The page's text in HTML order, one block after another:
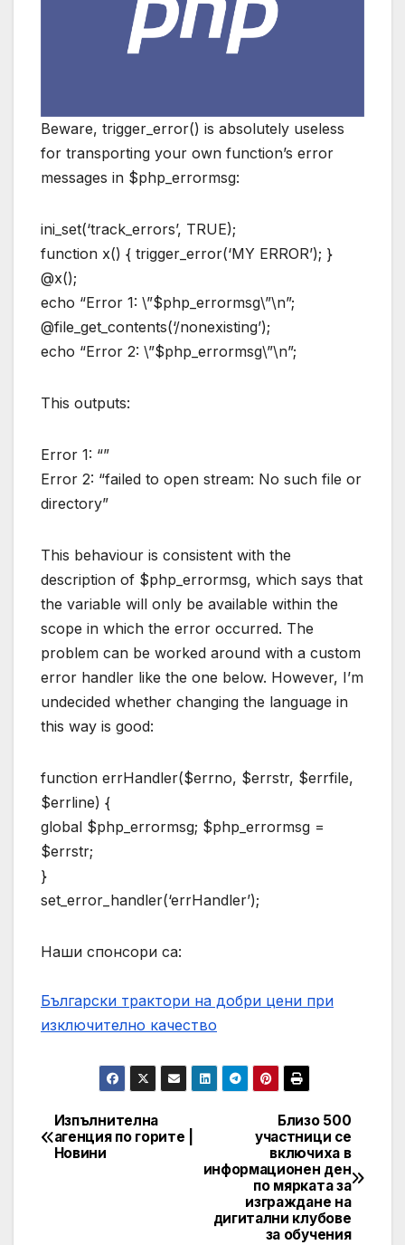
Beware, trigger_error() is absolutely useless
for transporting your own function’s error
messages in $php_errormsg:
ini_set(‘track_errors’, TRUE);
function x() { trigger_error(‘MY ERROR’); }
@x();
echo “Error 1: \”$php_errormsg\”\n”;
@file_get_contents(‘/nonexisting’);
echo “Error 2: \”$php_errormsg\”\n”;
This outputs:
Error 1: “”
Error 2: “failed to open stream: No such file or
directory”
This behaviour is consistent with the
description of $php_errormsg, which says that
the variable will only be available within the
scope in which the error occurred. The
problem can be worked around with a custom
error handler like the one below. However, I’m
undecided whether changing the language in
this way is good:
function errHandler($errno, $errstr, $errfile,
$errline) {
global $php_errormsg; $php_errormsg =
$errstr;
}
set_error_handler(‘errHandler’);
Наши спонсори са:
Български трактори на добри цени при
изключително качество
Post
navigation
Близо 500
участници се
включиха в
информационен ден
по мярката за
изграждане на
дигитални клубове
за обучения
Изпълнителна
агенция по горите |
Новини